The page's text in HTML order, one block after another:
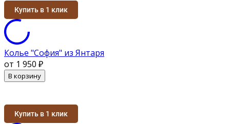
Купить в 1 клик
Колье "София" из Янтаря
от 1 950 ₽
В корзину
Купить в 1 клик